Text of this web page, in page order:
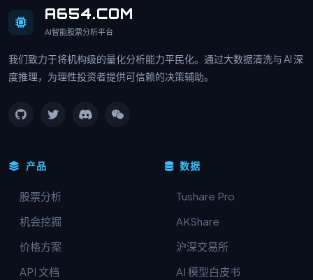
A654.COM
AI智能股票分析平台
我们致力于将机构级的量化分析能力平民化。通过大数据清洗与 AI 深
度推理，为理性投资者提供可信赖的决策辅助。
产品
股票分析
机会挖掘
价格方案
API 文档
数据
Tushare Pro
AKShare
沪深交易所
AI 模型白皮书